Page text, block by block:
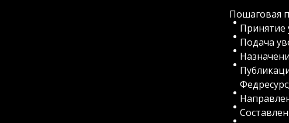
Пошаговая
Принятие
Подача
Федресурс;